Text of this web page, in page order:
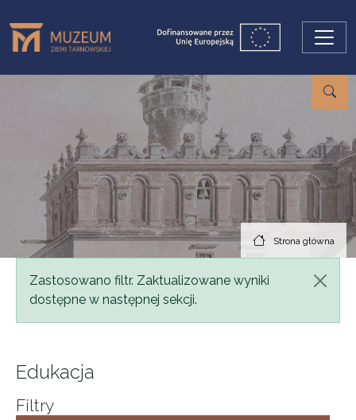
Strona główna
Komunikat
Zastosowano filtr. Zaktualizowane wyniki
dostępne w następnej sekcji.
Edukacja
Filtry